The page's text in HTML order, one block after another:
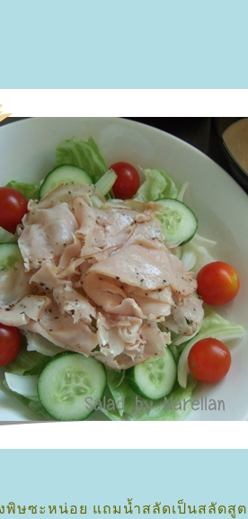
พิษซะหน่อย แถมน้ำสลัดเป็นสลัดสู